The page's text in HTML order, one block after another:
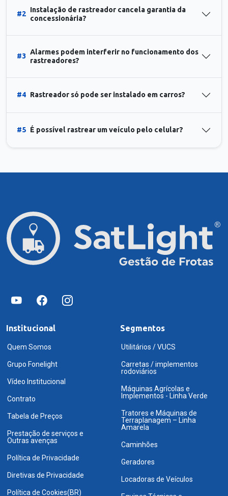
#2
Instalação de rastreador cancela garantia da
concessionária?
#3
Alarmes podem interferir no funcionamento dos
rastreadores?
#4 Rastreador só pode ser instalado em carros?
#5 É possível rastrear um veículo pelo celular?
Institucional
Quem Somos
Grupo Fonelight
Vídeo Institucional
Contrato
Tabela de Preços
Prestação de serviços e
Outras avenças
Política de Privacidade
Diretivas de Privacidade
Política de Cookies(BR)
Segmentos
Utilitários / VUCS
Carretas / implementos
rodoviários
Máquinas Agrícolas e
Implementos - Linha Verde
Tratores e Máquinas de
Terraplanagem – Linha
Amarela
Caminhões
Geradores
Locadoras de Veículos